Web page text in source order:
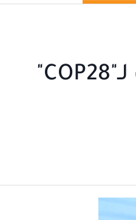
د. عبد العزيز النعيمي: استضافة الإمارات لـ"COP28"